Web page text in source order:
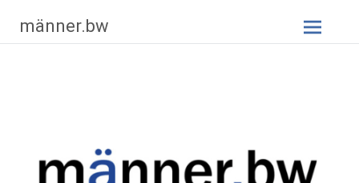
Inhalt
springen
männer.bw